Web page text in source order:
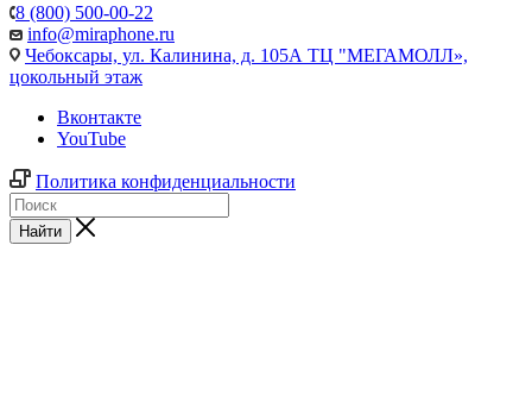
8 (800) 500-00-22
info@miraphone.ru
Чебоксары, ул. Калинина, д. 105А ТЦ "МЕГАМОЛЛ»,
цокольный этаж
Вконтакте
YouTube
Политика конфиденциальности
Найти